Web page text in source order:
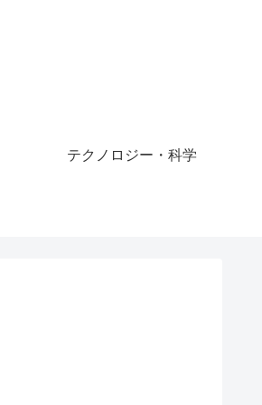
テクノロジー・科学